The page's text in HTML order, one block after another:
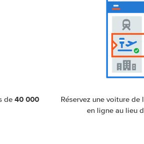
de 40 000
Réservez une voiture
en ligne au lieu